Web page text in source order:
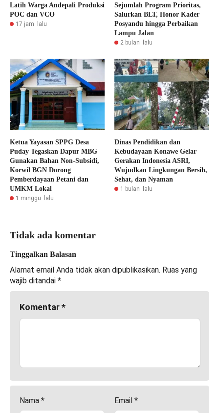
Latih Warga Andepali Produksi
POC dan VCO
17 jam lalu
Sejumlah Program Prioritas,
Salurkan BLT, Honor Kader
Posyandu hingga Perbaikan
Lampu Jalan
2 bulan lalu
Ketua Yayasan SPPG Desa
Puday Tegaskan Dapur MBG
Gunakan Bahan Non-Subsidi,
Korwil BGN Dorong
Pemberdayaan Petani dan
UMKM Lokal
1 minggu lalu
Dinas Pendidikan dan
Kebudayaan Konawe Gelar
Gerakan Indonesia ASRI,
Wujudkan Lingkungan Bersih,
Sehat, dan Nyaman
1 bulan lalu
Tidak ada komentar
Tinggalkan Balasan
Alamat email Anda tidak akan dipublikasikan. Ruas yang
wajib ditandai *
Komentar*
Nama * Email *